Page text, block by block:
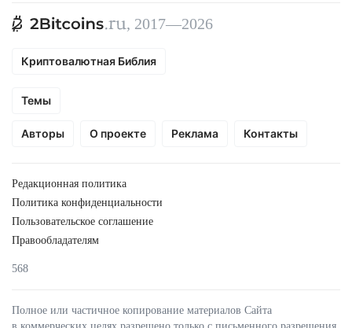
, 2017—2026
Криптовалютная Библия
Темы
Авторы О проекте Реклама Контакты
Редакционная политика
Политика конфиденциальности
Пользовательское соглашение
Правообладателям
568
Полное или частичное копирование материалов Сайта